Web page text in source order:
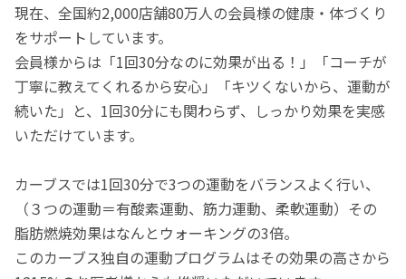
現在、全国約2,000店舗80万人の会員様の健康・体づくり
をサポートしています。
会員様からは「1回30分なのに効果が出る！」「コーチが
丁寧に教えてくれるから安心」「キツくないから、運動が
続いた」と、1回30分にも関わらず、しっかり効果を実感
いただけています。
カーブスでは1回30分で3つの運動をバランスよく行い、
（３つの運動＝有酸素運動、筋力運動、柔軟運動）その
脂肪燃焼効果はなんとウォーキングの3倍。
このカーブス独自の運動プログラムはその効果の高さから